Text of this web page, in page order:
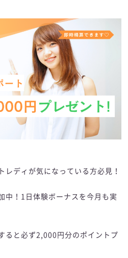
レディが気になっている方必見！
中！1日体験ボーナスを今月も実
ると必ず2,000円分のポイントプ